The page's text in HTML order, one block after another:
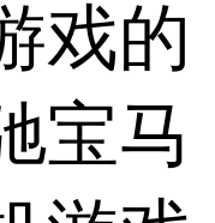
戏的
宝马